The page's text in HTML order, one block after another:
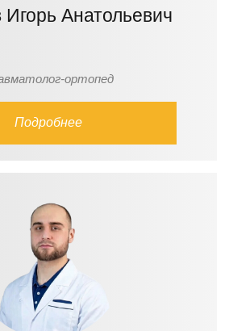
Анатольевич
ортопед
Подробнее